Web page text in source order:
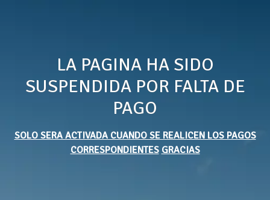
LA PAGINA HA SIDO
SUSPENDIDA POR FALTA DE
PAGO
SOLO SERA ACTIVADA CUANDO SE REALICEN LOS PAGOS
CORRESPONDIENTES GRACIAS